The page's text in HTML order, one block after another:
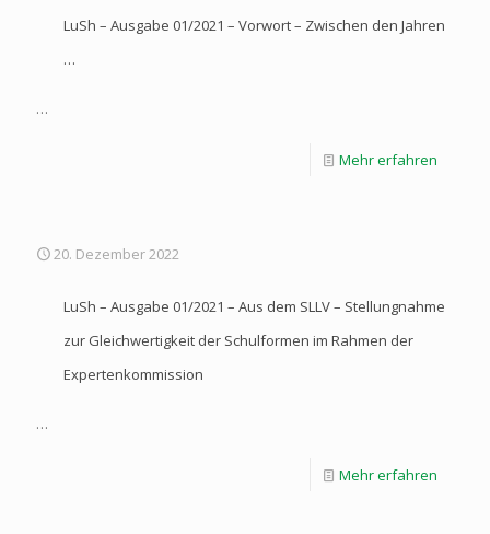
LuSh – Ausgabe 01/2021 – Vorwort – Zwischen den Jahren
…
…
Mehr erfahren
20. Dezember 2022
LuSh – Ausgabe 01/2021 – Aus dem SLLV – Stellungnahme
zur Gleichwertigkeit der Schulformen im Rahmen der
Expertenkommission
…
Mehr erfahren